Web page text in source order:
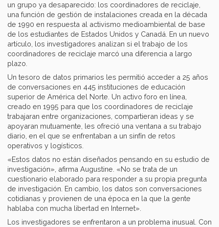
un grupo ya desaparecido: los coordinadores de reciclaje,
una función de gestión de instalaciones creada en la década
de 1990 en respuesta al activismo medioambiental de base
de los estudiantes de Estados Unidos y Canadá. En un nuevo
artículo, los investigadores analizan si el trabajo de los
coordinadores de reciclaje marcó una diferencia a largo
plazo.
Un tesoro de datos primarios les permitió acceder a 25 años
de conversaciones en 445 instituciones de educación
superior de América del Norte. Un activo foro en línea,
creado en 1995 para que los coordinadores de reciclaje
trabajaran entre organizaciones, compartieran ideas y se
apoyaran mutuamente, les ofreció una ventana a su trabajo
diario, en el que se enfrentaban a un sinfín de retos
operativos y logísticos.
«Estos datos no están diseñados pensando en su estudio de
investigación», afirma Augustine. «No se trata de un
cuestionario elaborado para responder a su propia pregunta
de investigación. En cambio, los datos son conversaciones
cotidianas y provienen de una época en la que la gente
hablaba con mucha libertad en Internet».
Los investigadores se enfrentaron a un problema inusual. Con